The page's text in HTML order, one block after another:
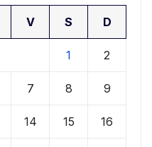
V S D
1 2
7 8 9
14 15 16